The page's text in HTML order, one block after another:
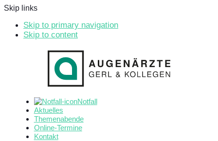
Skip links
Skip to primary navigation
Skip to content
Notfall
Aktuelles
Themenabende
Online-Termine
Kontakt